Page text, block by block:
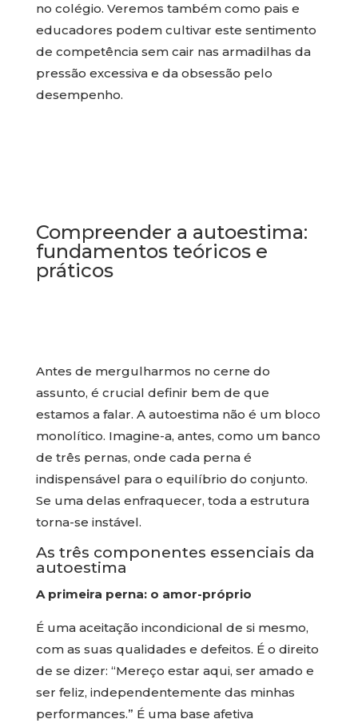
no colégio. Veremos também como pais e
educadores podem cultivar este sentimento
de competência sem cair nas armadilhas da
pressão excessiva e da obsessão pelo
desempenho.
Compreender a autoestima:
fundamentos teóricos e
práticos
Antes de mergulharmos no cerne do
assunto, é crucial definir bem de que
estamos a falar. A autoestima não é um bloco
monolítico. Imagine-a, antes, como um banco
de três pernas, onde cada perna é
indispensável para o equilíbrio do conjunto.
Se uma delas enfraquecer, toda a estrutura
torna-se instável.
As três componentes essenciais da
autoestima
A primeira perna: o amor-próprio
É uma aceitação incondicional de si mesmo,
com as suas qualidades e defeitos. É o direito
de se dizer: “Mereço estar aqui, ser amado e
ser feliz, independentemente das minhas
performances.” É uma base afetiva